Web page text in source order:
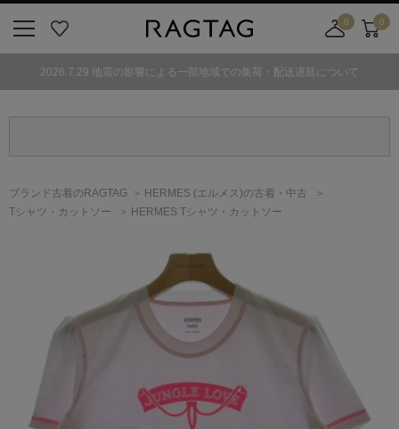
気
0
舗
カ
0
2026.7.29 地震の影響による一部地域での集荷・配送遅延について
ブランド古着のRAGTAG HERMES (エルメス)の古着・中古
Tシャツ・カットソー
HERMES Tシャツ・カットソー